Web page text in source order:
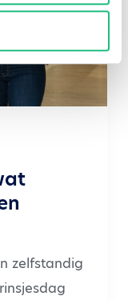
zelfstandig